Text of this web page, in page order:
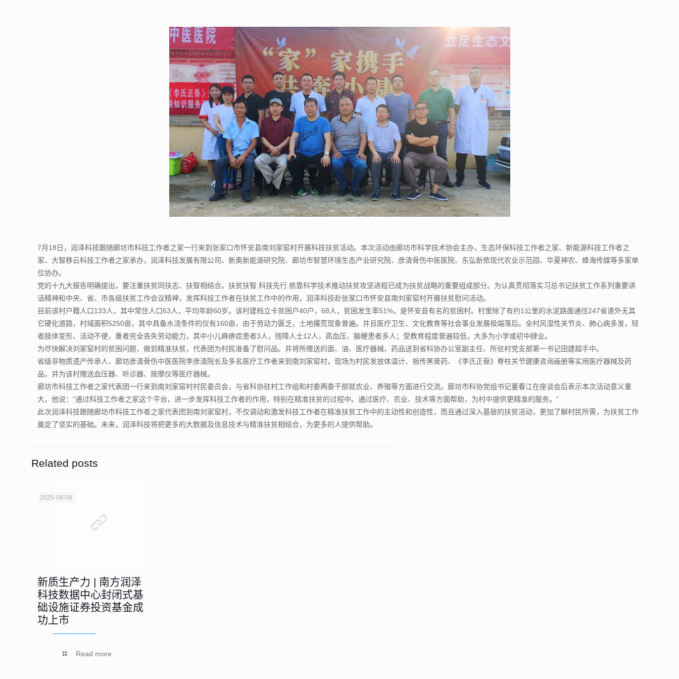
7月18日，润泽科技跟随廊坊市科技工作者之家一行来到张家口市怀安县南刘家窑村开展科技扶贫活动。本次活动由廊坊市科学技术协会主办，生态环保科技工作者之家、新能源科技工作者之
家、大智移云科技工作者之家承办，润泽科技发展有限公司、新奥新能源研究院、廊坊市智慧环境生态产业研究院、彦清骨伤中医医院、东弘新侬现代农业示范园、华夏神农、蜂海传媒等多家单
位协办。
党的十九大报告明确提出，要注重扶贫同扶志、扶智相结合。扶贫扶智,科技先行,依靠科学技术推动扶贫攻坚进程已成为扶贫战略的重要组成部分。为认真贯彻落实习总书记扶贫工作系列重要讲
话精神和中央、省、市各级扶贫工作会议精神，发挥科技工作者在扶贫工作中的作用，润泽科技赴张家口市怀安县南刘家窑村开展扶贫慰问活动。
目前该村户籍人口133人，其中常住人口63人，平均年龄60岁。该村建档立卡贫困户40户，68人，贫困发生率51%，是怀安县有名的贫困村。村里除了有约1公里的水泥路面通往247省道外无其
它硬化道路，村域面积5250亩，其中具备水浇条件的仅有160亩，由于劳动力匮乏，土地撂荒现象普遍。并且医疗卫生、文化教育等社会事业发展极端落后。全村风湿性关节炎、肺心病多发，轻
者肢体变形、活动不便，重者完全丧失劳动能力，其中小儿麻痹症患者3人，残障人士12人，高血压、脑梗患者多人；受教育程度普遍较低，大多为小学或初中肄业。
为尽快解决刘家窑村的贫困问题，做到精准扶贫，代表团为村民准备了慰问品。并将所赠送的面、油、医疗器械、药品送到省科协办公室副主任、所驻村党支部第一书记田建超手中。
省级非物质遗产传承人、廊坊彦清骨伤中医医院李彦清院长及多名医疗工作者来到南刘家窑村，现场为村民发放体温计、祖传黑膏药、《李氏正骨》脊柱关节健康咨询画册等实用医疗器械及药
品，并为该村赠送血压器、听诊器、按摩仪等医疗器械。
廊坊市科技工作者之家代表团一行来到南刘家窑村村民委员会，与省科协驻村工作组和村委两委干部就农业、养殖等方面进行交流。廊坊市科协党组书记董春江在座谈会后表示本次活动意义重
大，他说：“通过科技工作者之家这个平台，进一步发挥科技工作者的作用，特别在精准扶贫的过程中。通过医疗、农业、技术等方面帮助，为村中提供更精准的服务。”
此次润泽科技跟随廊坊市科技工作者之家代表团到南刘家窑村，不仅调动和激发科技工作者在精准扶贫工作中的主动性和创造性，而且通过深入基层的扶贫活动，更加了解村民所需，为扶贫工作
奠定了坚实的基础。未来，润泽科技将把更多的大数据及信息技术与精准扶贫相结合，为更多的人提供帮助。
Related posts
2025-08-08
新质生产力 | 南方润泽
科技数据中心封闭式基
础设施证券投资基金成
功上市
Read more